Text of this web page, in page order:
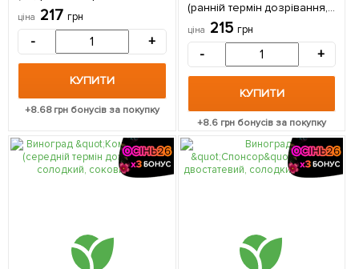
сорт) 1 саджанець в
упаковці
ціна 217 грн
- +
КУПИТИ
+8.68грн бонусів за покупку
(ранній термін дозрівання,
великий, морозостійкий) 1
саджанець в упаковці
ціна 215 грн
- +
КУПИТИ
+8.6 грн бонусів за покупку